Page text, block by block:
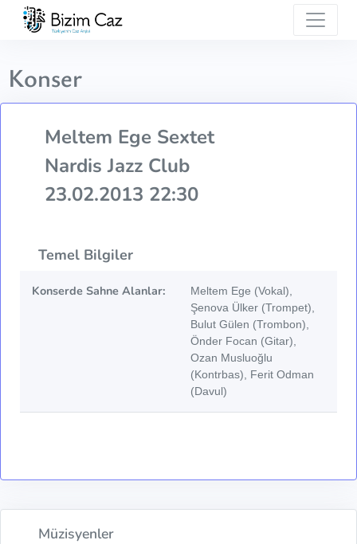
Konser
Meltem Ege Sextet
Nardis Jazz Club
23.02.2013 22:30
Temel Bilgiler
Konserde Sahne Alanlar:
Meltem Ege (Vokal),
Şenova Ülker (Trompet),
Bulut Gülen (Trombon),
Önder Focan (Gitar),
Ozan Musluoğlu
(Kontrbas), Ferit Odman
(Davul)
Müzisyenler